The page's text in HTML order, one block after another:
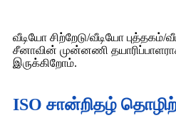
வீடியோ சிற்றேடு/வீடியோ
சீனாவின் முன்னணி
இருக்கிறோம்.
ISO சான்றிதழ்